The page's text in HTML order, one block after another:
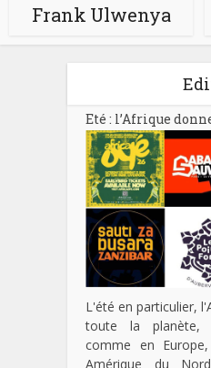
Frank Ulwenya
Eté : l’Afrique
L'été en particulier,
toute la planète,
comme en
Amérique du